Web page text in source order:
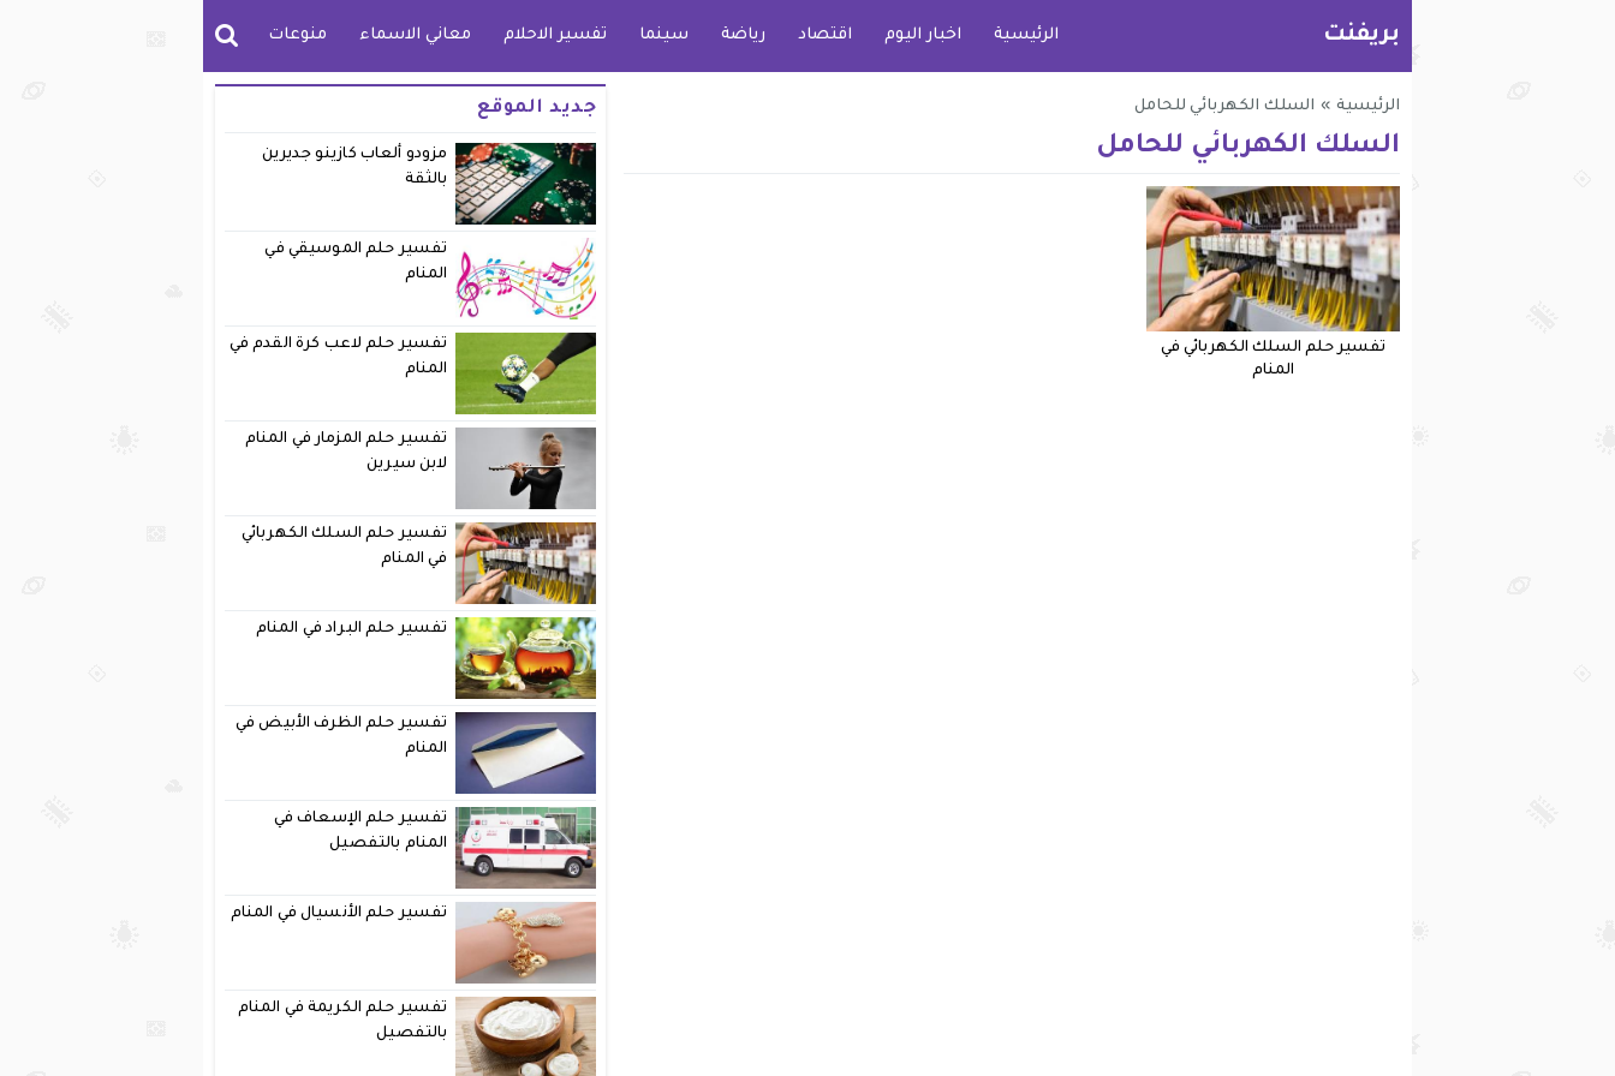
بريفنت الرئيسية اخبار اليوم اقتصاد رياضة سينما تفسير الاحلام معاني الاسماء منوعات
الرئيسية » السلك الكهربائي للحامل
السلك الكهربائي للحامل
تفسير حلم السلك الكهربائي في
المنام
جديد الموقع
مزودو ألعاب كازينو جديرين
بالثقة
تفسير حلم الموسيقي في
المنام
تفسير حلم لاعب كرة القدم في
المنام
تفسير حلم المزمار في المنام
لابن سيرين
تفسير حلم السلك الكهربائي
في المنام
تفسير حلم البراد في المنام
تفسير حلم الظرف الأبيض في
المنام
تفسير حلم الإسعاف في
المنام بالتفصيل
تفسير حلم الأنسيال في المنام
تفسير حلم الكريمة في المنام
بالتفصيل